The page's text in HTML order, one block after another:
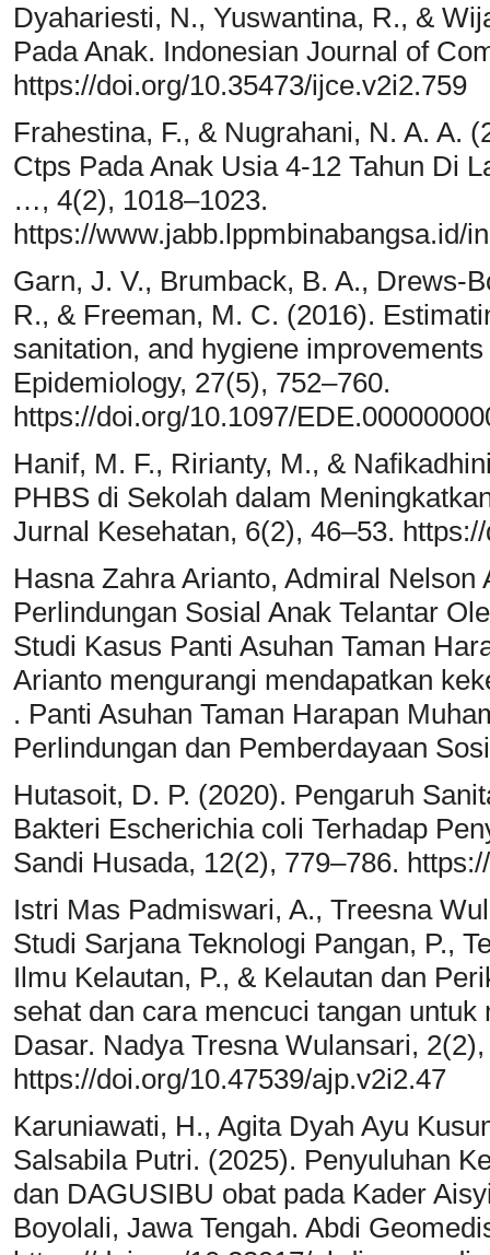
Dyahariesti, N., Yuswantina, R., &
Pada Anak. Indonesian Journal of
https://doi.org/10.35473/ijce.v2i2.759
Frahestina, F., & Nugrahani, N. A. A.
Ctps Pada Anak Usia 4-12 Tahun Di
…, 4(2), 1018–1023.
https://www.jabb.lppmbinabangsa.id/
Garn, J. V., Brumback, B. A., Drews-
R., & Freeman, M. C. (2016).
sanitation, and hygiene
Epidemiology, 27(5), 752–760.
https://doi.org/10.1097/
Hanif, M. F., Ririanty, M., &
PHBS di Sekolah dalam
Jurnal Kesehatan, 6(2), 46–53.
Hasna Zahra Arianto, Admiral
Perlindungan Sosial Anak Telantar
Studi Kasus Panti Asuhan Taman
Arianto mengurangi mendapatkan
. Panti Asuhan Taman Harapan
Perlindungan dan Pemberdayaan
Hutasoit, D. P. (2020). Pengaruh
Bakteri Escherichia coli Terhadap
Sandi Husada, 12(2), 779–786.
Istri Mas Padmiswari, A., Treesna
Studi Sarjana Teknologi Pangan, P.,
Ilmu Kelautan, P., & Kelautan dan
sehat dan cara mencuci tangan
Dasar. Nadya Tresna Wulansari,
https://doi.org/10.47539/ajp.v2i2.47
Karuniawati, H., Agita Dyah Ayu
Salsabila Putri. (2025). Penyuluhan
dan DAGUSIBU obat pada Kader
Boyolali, Jawa Tengah. Abdi